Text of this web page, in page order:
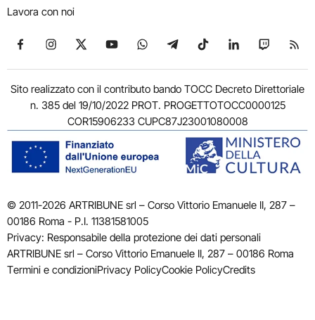
Lavora con noi
Seguici su Facebook
Seguici su Instagram
Seguici su X
Seguici su YouTube
Seguici su WhatsApp
Seguici su Telegram
Seguici su TikTok
Seguici su
Seguici
Sito realizzato con il contributo bando TOCC Decreto Direttoriale
n. 385 del 19/10/2022 PROT. PROGETTOTOCC0000125
COR15906233 CUPC87J23001080008
© 2011-2026 ARTRIBUNE srl – Corso Vittorio Emanuele II, 287 –
00186 Roma - P.I. 11381581005
Privacy: Responsabile della protezione dei dati personali
ARTRIBUNE srl – Corso Vittorio Emanuele II, 287 – 00186 Roma
Termini e condizioniPrivacy PolicyCookie PolicyCredits